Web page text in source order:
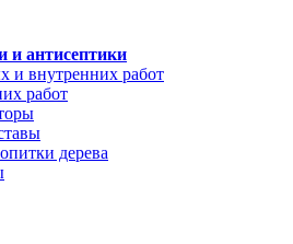
и антисептики
и внутренних работ
работ
дерева